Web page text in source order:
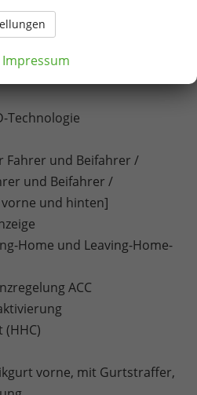
mit 8" TFT Display
Heckspoiler integriert
Technologie
Fahrer und Beifahrer /
und Beifahrer /
und hinten]
Home und Leaving-Home-
ACC
vorne, mit Gurtstraffer,
Impressum